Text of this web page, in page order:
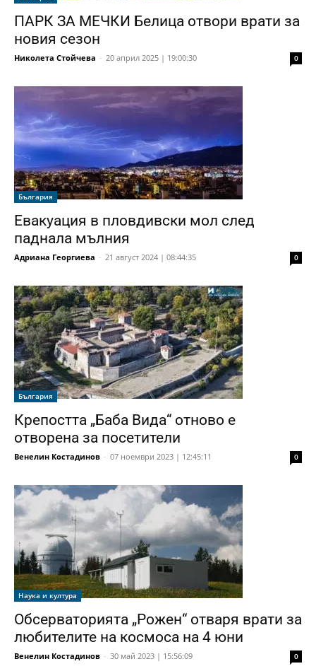
ПАРК ЗА МЕЧКИ Белица отвори врати за
новия сезон
Николета Стойчева - 20 април 2025 | 19:00:30 0
България
Евакуация в пловдивски мол след
паднала мълния
Адриана Георгиева - 21 август 2024 | 08:44:35 0
България
Крепостта „Баба Вида“ отново е
отворена за посетители
Венелин Костадинов - 07 ноември 2023 | 12:45:11 0
Наука и култура
Обсерваторията „Рожен“ отваря врати за
любителите на космоса на 4 юни
Венелин Костадинов - 30 май 2023 | 15:56:09 0